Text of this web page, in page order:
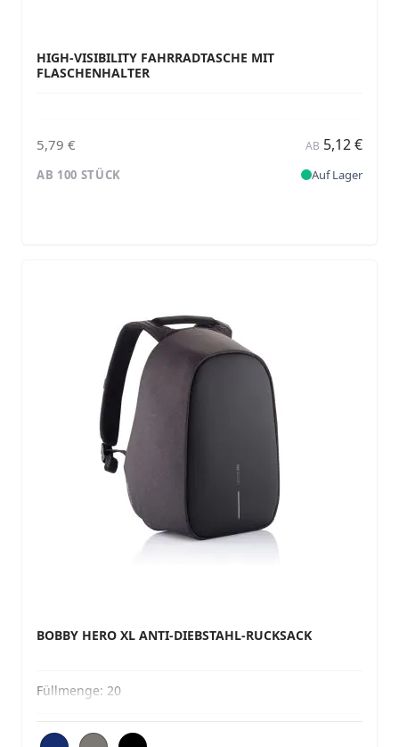
HIGH-VISIBILITY FAHRRADTASCHE MIT
FLASCHENHALTER
5,79 € AB 5,12 €
AB 100 STÜCK Auf Lager
BOBBY HERO XL ANTI-DIEBSTAHL-RUCKSACK
Füllmenge: 20